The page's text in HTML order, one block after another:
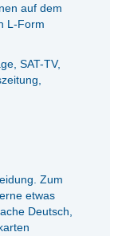
auf dem
L-Form
SAT-TV,
Zum
etwas
Deutsch,